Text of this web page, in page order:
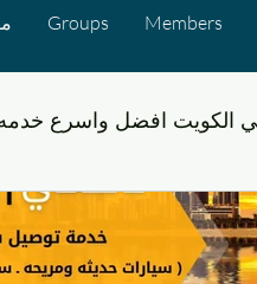
Groups Members
الكويت افضل واسرع
الكويت التنقل في